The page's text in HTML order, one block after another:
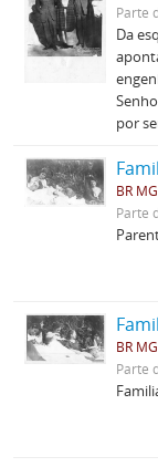
Parte
Da
por
BR
Parte
BR
Parte